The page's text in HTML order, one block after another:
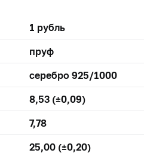
1 рубль
пруф
серебро 925/1000
8,53 (±0,09)
7,78
25,00 (±0,20)